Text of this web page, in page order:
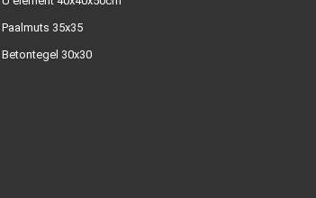
Paalmuts 35x35
Betontegel 30x30